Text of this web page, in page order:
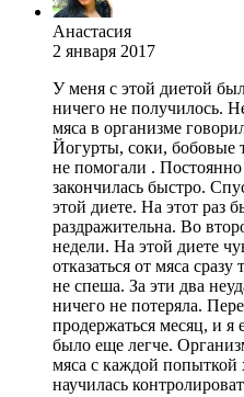
Анастасия
2 января 2017
У меня с этой диетой
ничего не получилось.
мяса в организме
Йогурты, соки, бобовые
не помогали . Постоянно
закончилась быстро.
этой диете. На этот раз
раздражительна. Во
недели. На этой диете
отказаться от мяса
не спеша. За эти два
ничего не потеряла.
продержаться месяц, и я
было еще легче.
мяса с каждой попыткой
научилась